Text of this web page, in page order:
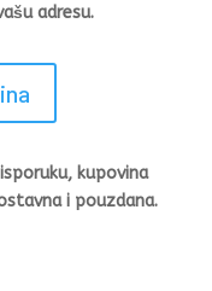
adresu.
kupovina
i pouzdana.